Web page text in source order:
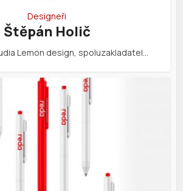
Designeři
Štěpán Holič
Lemon design, spoluzakladatel…